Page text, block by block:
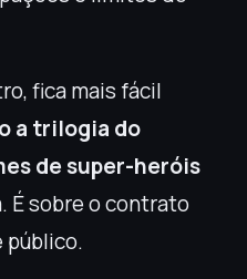
fica mais fácil
a trilogia do
de super-heróis
É sobre o contrato
público.